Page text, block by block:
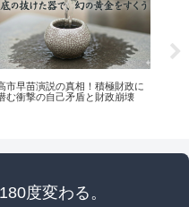
市早苗演説の真相！積極財政に
む衝撃の自己矛盾と財政崩壊
度変わる。